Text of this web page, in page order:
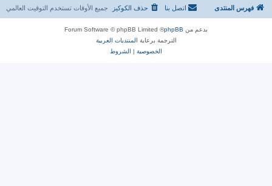
فهرس المنتدى جميع الأوقات تستخدم التوقيت العالمي حذف الكوكيز اتصل بنا
بدعم من phpBB
® Forum Software © phpBB Limited
الترجمة برعاية المنتديات العربية
الخصوصية | الشروط